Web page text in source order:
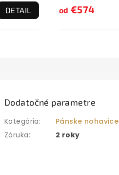
DETAIL od €574
Dodatočné parametre
Kategória:
Pánske nohavice
Záruka: 2 roky